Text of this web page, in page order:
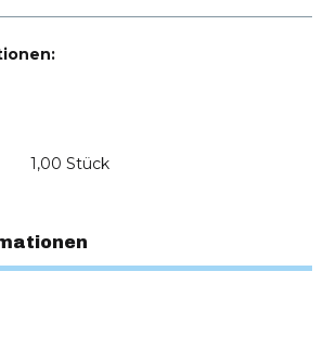
1,00 Stück